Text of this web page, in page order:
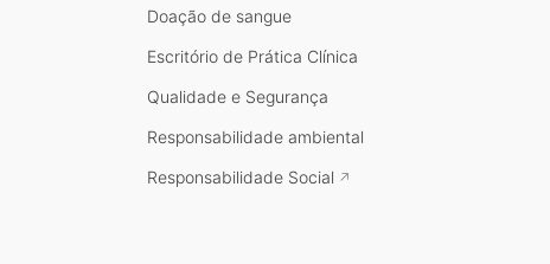
Doação de sangue
Escritório de Prática Clínica
Qualidade e Segurança
Responsabilidade ambiental
Responsabilidade Social